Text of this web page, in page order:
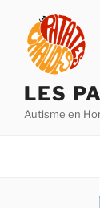
contenu
principal
LES
Autisme en